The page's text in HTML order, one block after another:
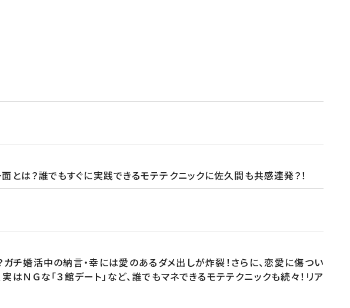
とは？誰でもすぐに実践できるモテテクニックに佐久間も共感連発？！
チ婚活中の納言・幸には愛のあるダメ出しが炸裂！さらに、恋愛に傷つい
ＮＧな「３館デート」など、誰でもマネできるモテテクニックも続々！リア